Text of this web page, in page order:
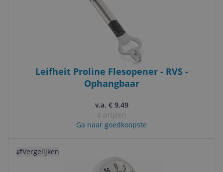
Leifheit Proline Flesopener - RVS -
Ophangbaar
v.a. € 9,49
4 prijzen
Ga naar goedkoopste
Vergelijken